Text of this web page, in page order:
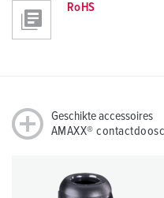
RoHS
Geschikte accessoires
AMAXX®